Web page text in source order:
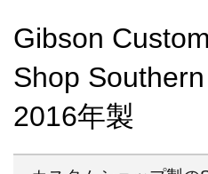
Gibson Custom
Shop
2016年製